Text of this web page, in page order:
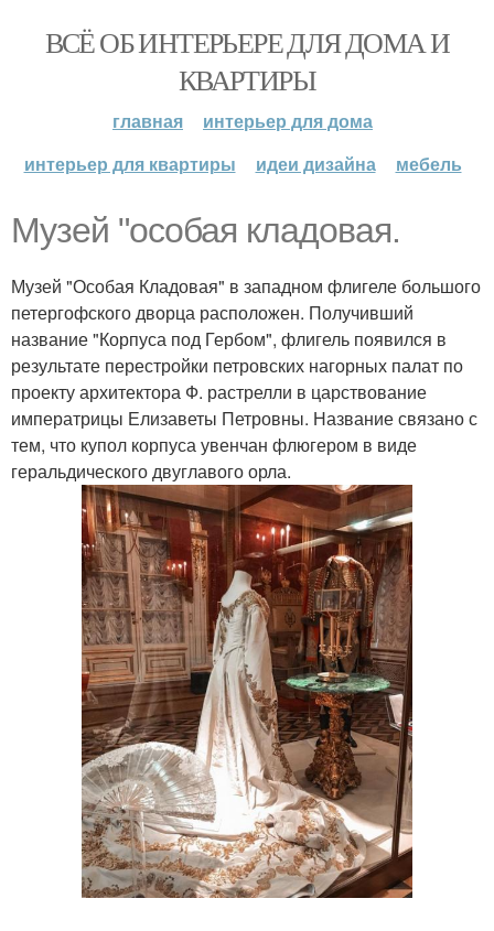
ВСЁ ОБ ИНТЕРЬЕРЕ ДЛЯ ДОМА И
КВАРТИРЫ
главная
интерьер для дома
интерьер для квартиры
идеи дизайна мебель
Музей "особая кладовая.
Музей "Особая Кладовая" в западном флигеле большого
петергофского дворца расположен. Получивший
название "Корпуса под Гербом", флигель появился в
результате перестройки петровских нагорных палат по
проекту архитектора Ф. растрелли в царствование
императрицы Елизаветы Петровны. Название связано с
тем, что купол корпуса увенчан флюгером в виде
геральдического двуглавого орла.